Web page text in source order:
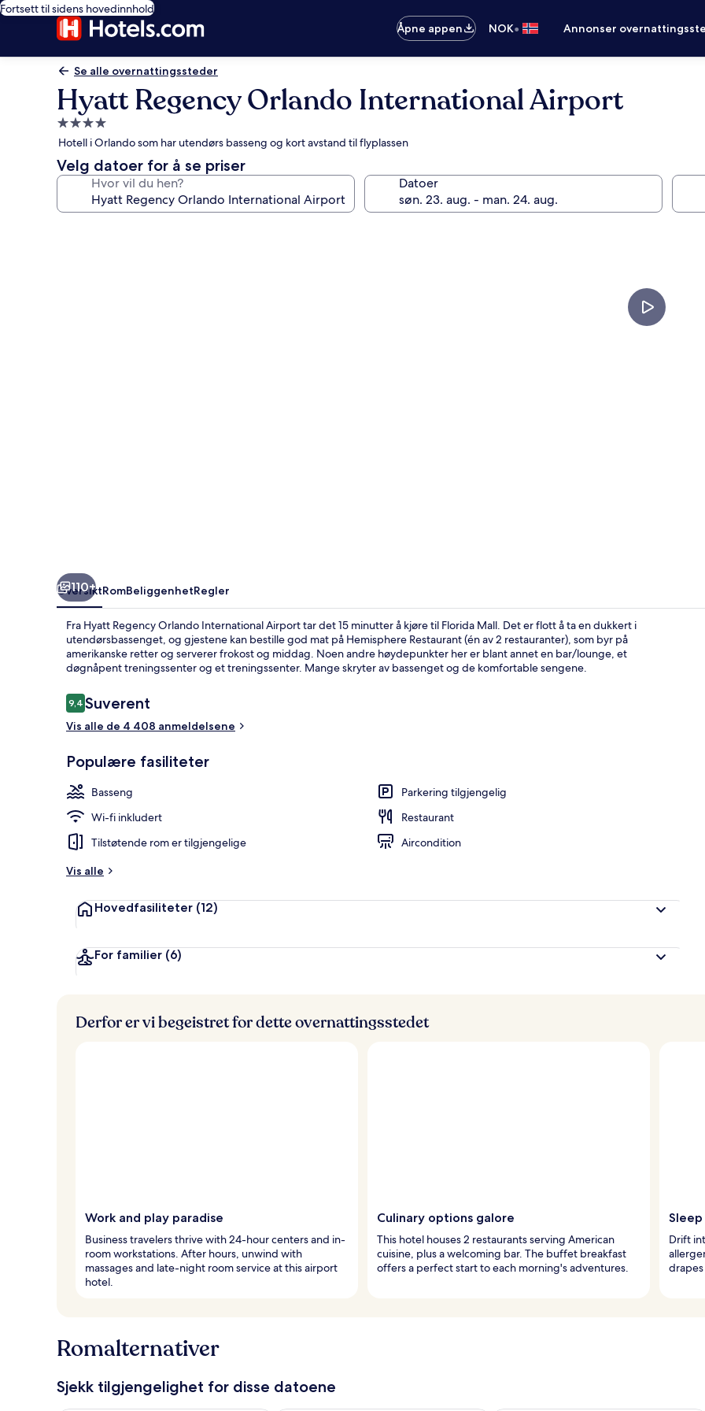
Fortsett til sidens hovedinnhold
Åpne appen
NOK• Annonser
Se alle overnattingssteder
Hyatt Regency Orlando International Airport
Overnattingssted
med
4.0
stjerner
Hotell i Orlando som har utendørs basseng og kort avstand til flyplassen
Velg datoer for å se priser
Hvor vil du hen? Datoer
110+
OversiktRomBeliggenhetRegler
Fra Hyatt Regency Orlando International Airport tar det 15 minutter å kjøre til Florida Mall. Det er flott å ta en dukkert i
utendørsbassenget, og gjestene kan bestille god mat på Hemisphere Restaurant (én av 2 restauranter), som byr på
amerikanske retter og serverer frokost og middag. Noen andre høydepunkter her er blant annet en bar/lounge, et
døgnåpent treningssenter og et treningssenter. Mange skryter av bassenget og de komfortable sengene.
Anmeldelser
9,49,4 av 10 –
Suverent
Vis alle de 4 408 anmeldelsene
Populære fasiliteter
Basseng
Parkering tilgjengelig
Wi-fi inkludert
Restaurant
Tilstøtende rom er tilgjengelige
Aircondition
Vis alle
Hovedfasiliteter (12)
For familier (6)
Derfor er vi begeistret for dette overnattingsstedet
Work and play paradise
Business travelers thrive with 24-hour centers and in-
room workstations. After hours, unwind with
massages and late-night room service at this airport
hotel.
Culinary options galore
This hotel houses 2 restaurants serving American
cuisine, plus a welcoming bar. The buffet breakfast
offers a perfect start to each morning's adventures.
Drift
Romalternativer
Sjekk tilgjengelighet for disse datoene